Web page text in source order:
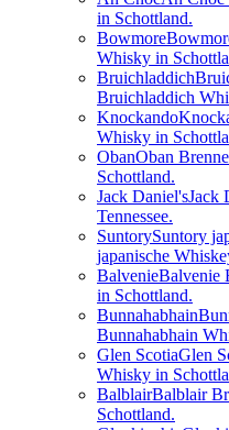
in Schottland.
Bowmore
Whisky in
Bruichladdich
Bruichladdich
Knockando
Whisky in
ObanOban
Schottland.
Jack Daniel'sJack
Tennessee.
SuntorySuntory
japanische
BalvenieBalvenie
in Schottland.
Bunnahabhain
Bunnahabhain
Glen ScotiaGlen
Whisky in
BalblairBalblair
Schottland.